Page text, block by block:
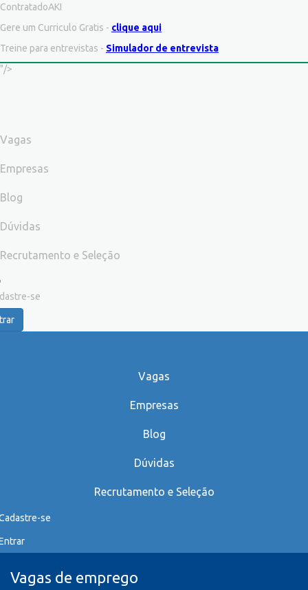
ContratadoAKI
Gere um Curriculo Gratis - clique aqui
Treine para entrevistas - Simulador de entrevista
"/>
Vagas
Empresas
Blog
Dúvidas
Recrutamento e Seleção
se
Vagas
Empresas
Blog
Dúvidas
Recrutamento e Seleção
se
Vagas de emprego